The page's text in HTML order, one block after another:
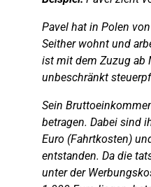
Pavel hat in Polen
Seither wohnt und
ist mit dem Zuzug ab
unbeschränkt
Sein
betragen. Dabei sind
Euro (Fahrtkosten)
entstanden. Da die
unter der